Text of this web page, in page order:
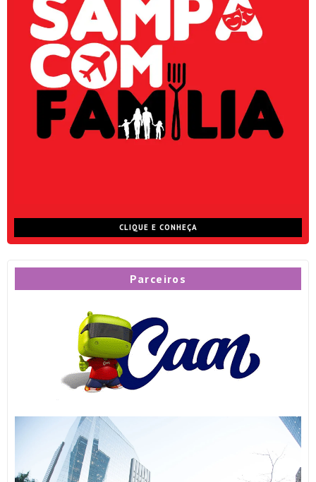
CLIQUE E CONHEÇA
Parceiros